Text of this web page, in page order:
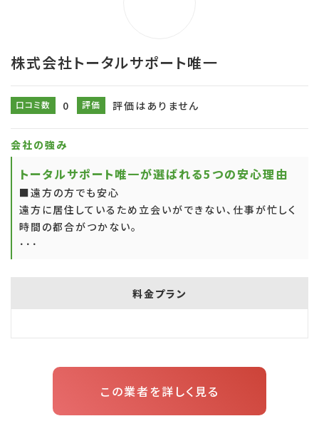
株式会社トータルサポート唯一
口コミ数 0 評価 評価はありません
会社の強み
トータルサポート唯一が選ばれる5つの安心理由
■遠方の方でも安心
遠方に居住しているため立会いができない、仕事が忙しく
時間の都合がつかない。
･･･
料金プラン
この業者を詳しく見る